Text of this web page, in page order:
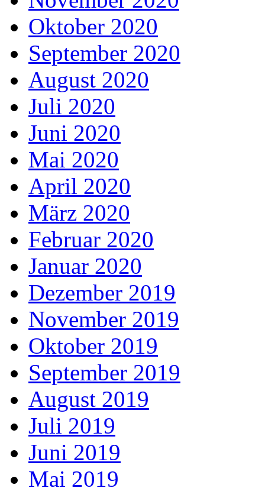
Oktober 2020
September 2020
August 2020
Juli 2020
Juni 2020
Mai 2020
April 2020
März 2020
Februar 2020
Januar 2020
Dezember 2019
November 2019
Oktober 2019
September 2019
August 2019
Juli 2019
Juni 2019
Mai 2019